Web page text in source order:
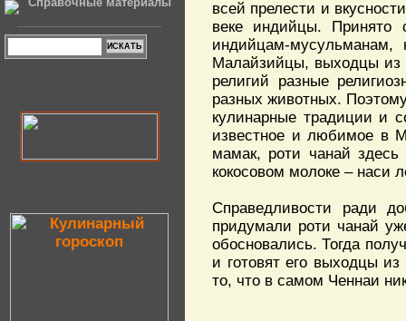
всей прелести и
веке индийцы. Принято
индийцам-
Малайзийцы, выходцы из
религий разные
разных животных.
кулинарные традиции и
известное и любимое в
мамак, роти чанай
кокосовом молоке – наси
Справедливости ради
придумали роти чанай
обосновались. Тогда
и готовят его выходцы
то, что в самом Ченнаи